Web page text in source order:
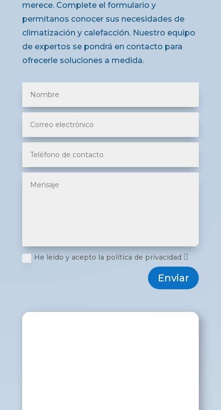
merece. Complete el formulario y
permítanos conocer sus necesidades de
climatización y calefacción. Nuestro equipo
de expertos se pondrá en contacto para
ofrecerle soluciones a medida.
He leido y acepto la política de privacidad
Enviar